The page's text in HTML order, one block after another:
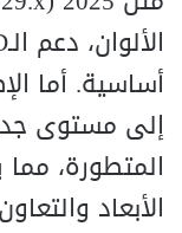
المتطورة، مما
الأبعاد